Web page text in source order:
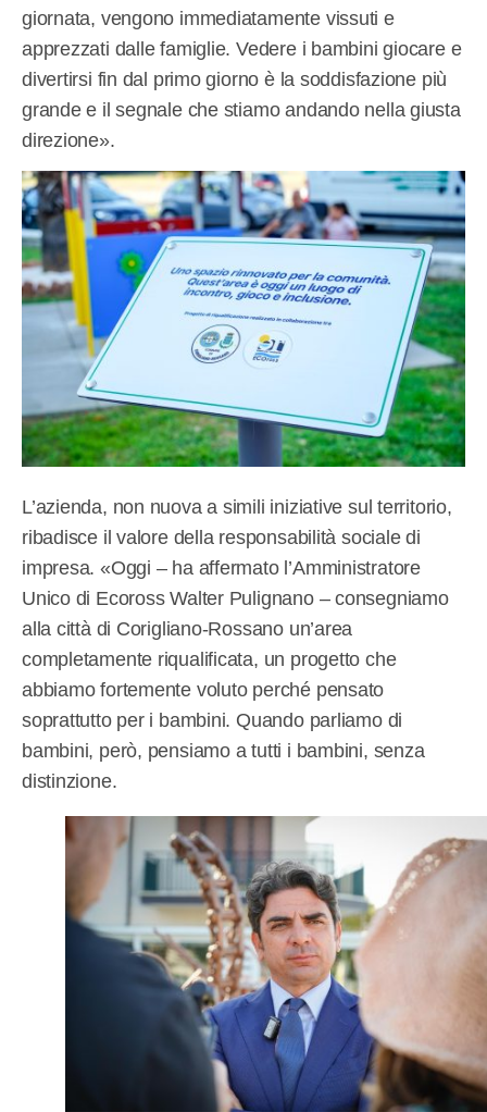
giornata, vengono immediatamente vissuti e
apprezzati dalle famiglie. Vedere i bambini giocare e
divertirsi fin dal primo giorno è la soddisfazione più
grande e il segnale che stiamo andando nella giusta
direzione».
L’azienda, non nuova a simili iniziative sul territorio,
ribadisce il valore della responsabilità sociale di
impresa. «Oggi – ha affermato l’Amministratore
Unico di Ecoross Walter Pulignano – consegniamo
alla città di Corigliano-Rossano un’area
completamente riqualificata, un progetto che
abbiamo fortemente voluto perché pensato
soprattutto per i bambini. Quando parliamo di
bambini, però, pensiamo a tutti i bambini, senza
distinzione.